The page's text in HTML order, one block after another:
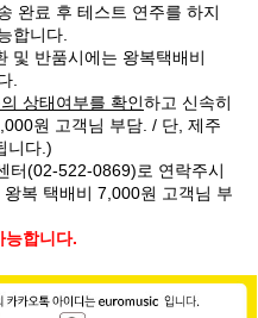
완료 후 테스트 연주를 하지
합니다.
및 반품시에는 왕복택배비
.
상태여부를 확인하고 신속히
원 고객님 부담. / 단, 제주
니다.)
터(02-522-0869)로 연락주시
복 택배비 7,000원 고객님 부
능합니다.